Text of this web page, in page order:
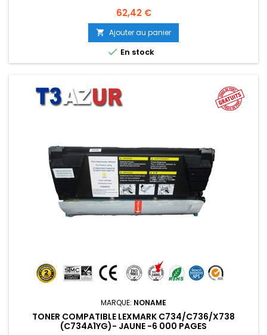
Prix
62,42 €
 Ajouter au panier
 En stock
MARQUE: NONAME
TONER COMPATIBLE LEXMARK C734/C736/X738
(C734A1YG)- JAUNE -6 000 PAGES